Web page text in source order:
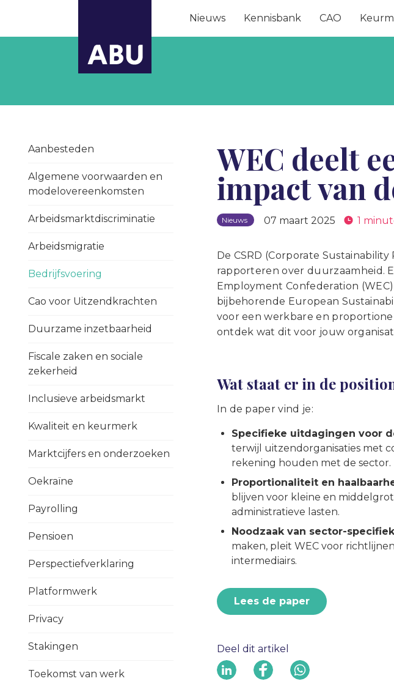
Nieuws Kennisbank CAO
Aanbesteden
Algemene voorwaarden en
modelovereenkomsten
Arbeidsmarktdiscriminatie
Arbeidsmigratie
Bedrijfsvoering
Cao voor Uitzendkrachten
Duurzame inzetbaarheid
Fiscale zaken en sociale
zekerheid
Inclusieve arbeidsmarkt
Kwaliteit en keurmerk
Marktcijfers en onderzoeken
Oekraïne
Payrolling
Pensioen
Perspectiefverklaring
Platformwerk
Privacy
Stakingen
Toekomst van werk
WEC deelt
impact van
Nieuws 07 maart 2025 1
De CSRD (Corporate
rapporteren over duurzaamheid.
Employment Confederation (
bijbehorende European
voor een werkbare en
ontdek wat dit voor jouw
Wat staat er in de
In de paper vind je:
Specifieke uitdagingen voor
terwijl uitzendorganisaties met
rekening houden met de sector.
Proportionaliteit en
blijven voor kleine en
administratieve lasten.
Noodzaak van sector-
maken, pleit WEC voor
intermediairs.
Lees de paper
Deel dit artikel